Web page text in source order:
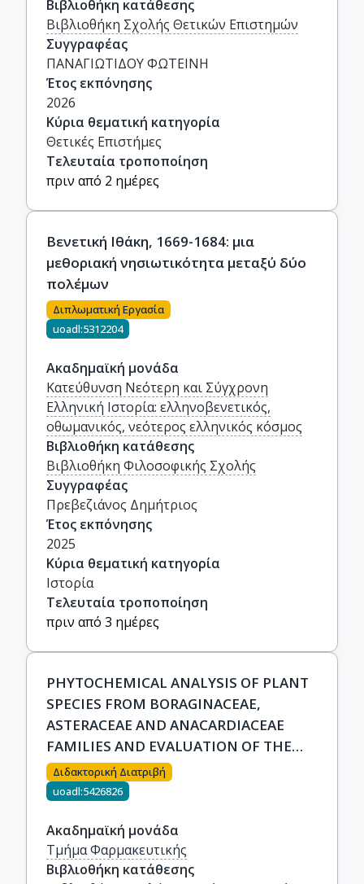
Βιβλιοθήκη κατάθεσης
Βιβλιοθήκη Σχολής Θετικών Επιστημών
Συγγραφέας
ΠΑΝΑΓΙΩΤΙΔΟΥ ΦΩΤΕΙΝΗ
Έτος εκπόνησης
2026
Κύρια θεματική κατηγορία
Θετικές Επιστήμες
Τελευταία τροποποίηση
πριν από 2 ημέρες
Βενετική Ιθάκη, 1669-1684: μια
μεθοριακή νησιωτικότητα μεταξύ δύο
πολέμων
Διπλωματική Εργασία
uoadl:5312204
Ακαδημαϊκή μονάδα
Κατεύθυνση Νεότερη και Σύγχρονη
Ελληνική Ιστορία: ελληνοβενετικός,
οθωμανικός, νεότερος ελληνικός κόσμος
Βιβλιοθήκη κατάθεσης
Βιβλιοθήκη Φιλοσοφικής Σχολής
Συγγραφέας
Πρεβεζιάνος Δημήτριος
Έτος εκπόνησης
2025
Κύρια θεματική κατηγορία
Ιστορία
Τελευταία τροποποίηση
πριν από 3 ημέρες
PHYTOCHEMICAL ANALYSIS OF PLANT
SPECIES FROM BORAGINACEAE,
ASTERACEAE AND ANACARDIACEAE
FAMILIES AND EVALUATION OF THE
BIOLOGICAN PROPERTIES OF
SECONDARY METABOLITES THEROF
Διδακτορική Διατριβή
uoadl:5426826
Ακαδημαϊκή μονάδα
Τμήμα Φαρμακευτικής
Βιβλιοθήκη κατάθεσης